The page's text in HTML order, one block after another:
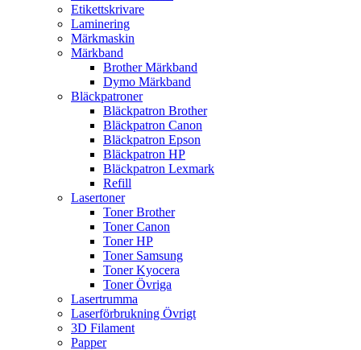
Etikettskrivare
Laminering
Märkmaskin
Märkband
Brother Märkband
Dymo Märkband
Bläckpatroner
Bläckpatron Brother
Bläckpatron Canon
Bläckpatron Epson
Bläckpatron HP
Bläckpatron Lexmark
Refill
Lasertoner
Toner Brother
Toner Canon
Toner HP
Toner Samsung
Toner Kyocera
Toner Övriga
Lasertrumma
Laserförbrukning Övrigt
3D Filament
Papper